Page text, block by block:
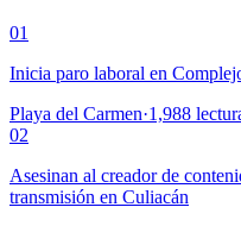
01
Inicia paro laboral en
Playa del Carmen·1,988
02
Asesinan al creador de
transmisión en Culiacán